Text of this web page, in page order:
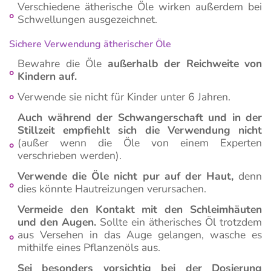
Verschiedene ätherische Öle wirken außerdem bei
Schwellungen ausgezeichnet.
Sichere Verwendung ätherischer Öle
Bewahre die Öle außerhalb der Reichweite von
Kindern auf.
Verwende sie nicht für Kinder unter 6 Jahren.
Auch während der Schwangerschaft und in der
Stillzeit empfiehlt sich die Verwendung nicht
(außer wenn die Öle von einem Experten
verschrieben werden).
Verwende die Öle nicht pur auf der Haut, denn
dies könnte Hautreizungen verursachen.
Vermeide den Kontakt mit den Schleimhäuten
und den Augen. Sollte ein ätherisches Öl trotzdem
aus Versehen in das Auge gelangen, wasche es
mithilfe eines Pflanzenöls aus.
Sei besonders vorsichtig bei der Dosierung